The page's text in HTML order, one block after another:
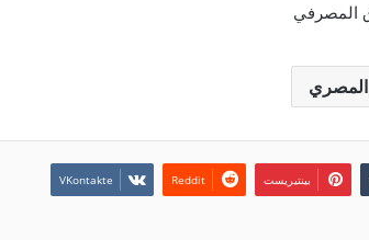
المصرفي
المصري
بينتيريست